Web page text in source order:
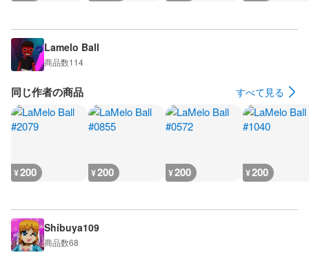
Lamelo Ball
商品数114
同じ作者の商品 すべて見る
¥200 ¥200 ¥200 ¥200
Shibuya109
商品数68